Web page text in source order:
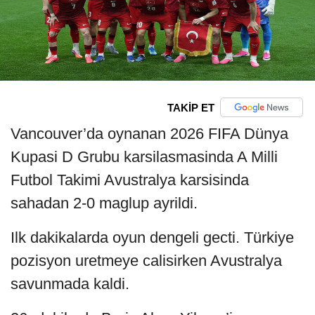
TAKİP ET
Vancouver’da oynanan 2026 FIFA Dünya
Kupasi D Grubu karsilasmasinda A Milli
Futbol Takimi Avustralya karsisinda
sahadan 2-0 maglup ayrildi.
Ilk dakikalarda oyun dengeli gecti. Türkiye
pozisyon uretmeye calisirken Avustralya
savunmada kaldi.